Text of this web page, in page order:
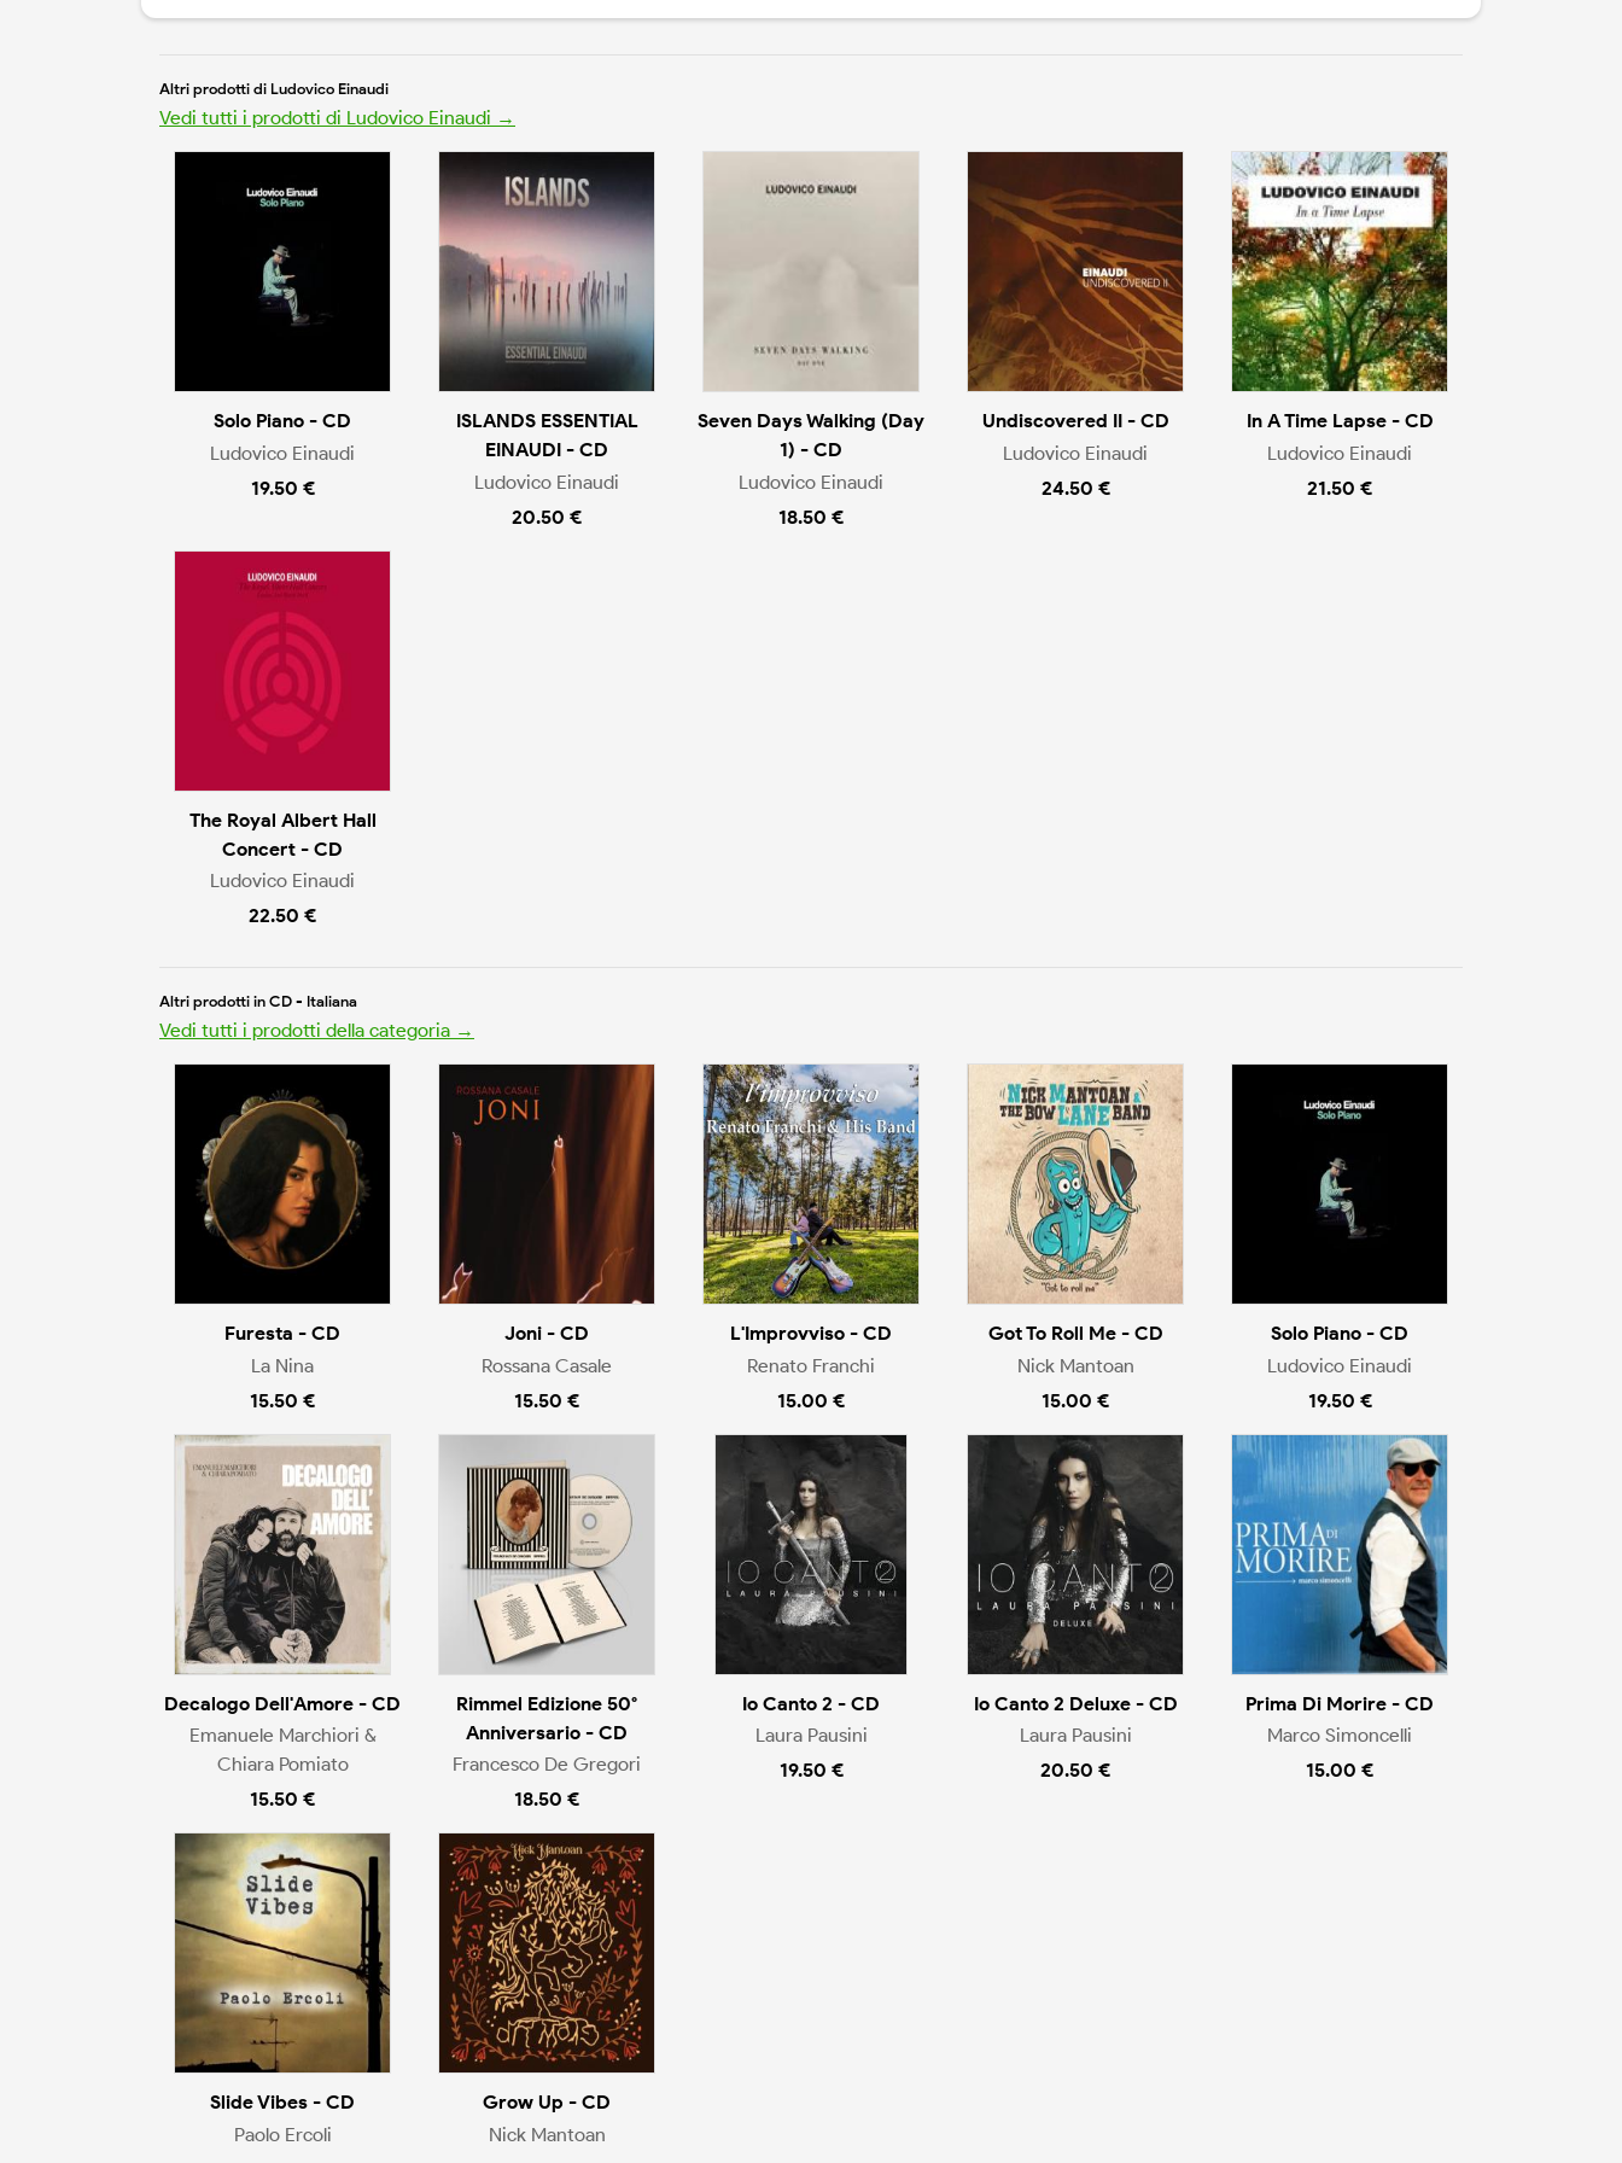
Altri prodotti di Ludovico Einaudi
Vedi tutti i prodotti di Ludovico Einaudi →
Solo Piano - CD
Ludovico Einaudi
19.50 €
ISLANDS ESSENTIAL
EINAUDI - CD
Ludovico Einaudi
20.50 €
Seven Days Walking (Day
1) - CD
Ludovico Einaudi
18.50 €
Undiscovered II - CD
Ludovico Einaudi
24.50 €
In A Time Lapse - CD
Ludovico Einaudi
21.50 €
The Royal Albert Hall
Concert - CD
Ludovico Einaudi
22.50 €
Altri prodotti in CD - Italiana
Vedi tutti i prodotti della categoria →
Furesta - CD
La Nina
15.50 €
Joni - CD
Rossana Casale
15.50 €
L'Improvviso - CD
Renato Franchi
15.00 €
Got To Roll Me - CD
Nick Mantoan
15.00 €
Solo Piano - CD
Ludovico Einaudi
19.50 €
Decalogo Dell'Amore - CD
Emanuele Marchiori &
Chiara Pomiato
15.50 €
Rimmel Edizione 50°
Anniversario - CD
Francesco De Gregori
18.50 €
Io Canto 2 - CD
Laura Pausini
19.50 €
Io Canto 2 Deluxe - CD
Laura Pausini
20.50 €
Prima Di Morire - CD
Marco Simoncelli
15.00 €
Slide Vibes - CD
Paolo Ercoli
Grow Up - CD
Nick Mantoan